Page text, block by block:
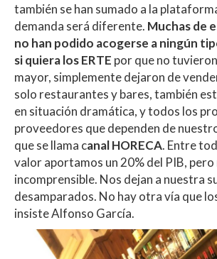
también se han sumado a la
demanda será diferente. Muchas de
no han podido acogerse a ningún
si quiera los ERTE por que no
mayor, simplemente dejaron de
solo restaurantes y bares, también
en situación dramática, y todos los
proveedores que dependen de
que se llama canal HORECA. Entre
valor aportamos un 20% del PIB, pero
incomprensible. Nos dejan a nuestra
desamparados. No hay otra vía que
insiste Alfonso García.